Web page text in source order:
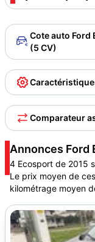
Cote auto Ford
(5 CV)
Comparateur
Annonces Ford
4 Ecosport de 2015
Le prix moyen de
kilométrage moyen